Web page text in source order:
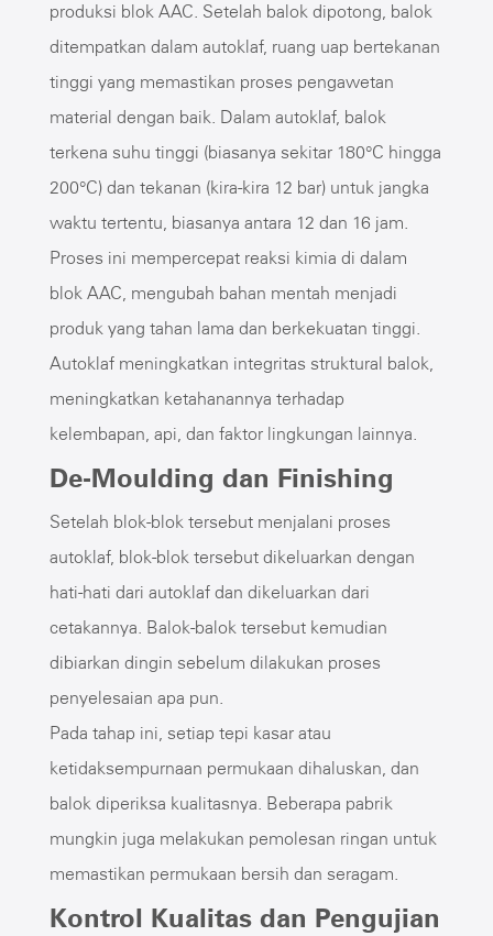
produksi blok AAC. Setelah balok dipotong, balok
ditempatkan dalam autoklaf, ruang uap bertekanan
tinggi yang memastikan proses pengawetan
material dengan baik. Dalam autoklaf, balok
terkena suhu tinggi (biasanya sekitar 180°C hingga
200°C) dan tekanan (kira-kira 12 bar) untuk jangka
waktu tertentu, biasanya antara 12 dan 16 jam.
Proses ini mempercepat reaksi kimia di dalam
blok AAC, mengubah bahan mentah menjadi
produk yang tahan lama dan berkekuatan tinggi.
Autoklaf meningkatkan integritas struktural balok,
meningkatkan ketahanannya terhadap
kelembapan, api, dan faktor lingkungan lainnya.
De-Moulding dan Finishing
Setelah blok-blok tersebut menjalani proses
autoklaf, blok-blok tersebut dikeluarkan dengan
hati-hati dari autoklaf dan dikeluarkan dari
cetakannya. Balok-balok tersebut kemudian
dibiarkan dingin sebelum dilakukan proses
penyelesaian apa pun.
Pada tahap ini, setiap tepi kasar atau
ketidaksempurnaan permukaan dihaluskan, dan
balok diperiksa kualitasnya. Beberapa pabrik
mungkin juga melakukan pemolesan ringan untuk
memastikan permukaan bersih dan seragam.
Kontrol Kualitas dan Pengujian